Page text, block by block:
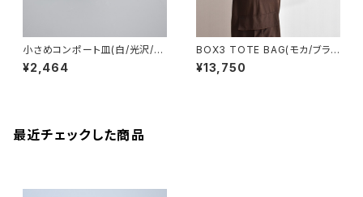
小さめコンポート皿(白/光沢/グ
レー/ベージュ)
¥2,464
BOX3 TOTE BAG(モカ/ブラウ
ン）
¥13,750
最近チェックした商品